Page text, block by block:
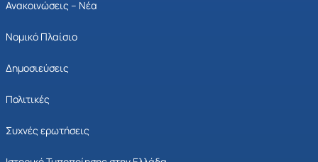
Ανακοινώσεις – Νέα
Νομικό Πλαίσιο
Δημοσιεύσεις
Πολιτικές
Συχνές ερωτήσεις